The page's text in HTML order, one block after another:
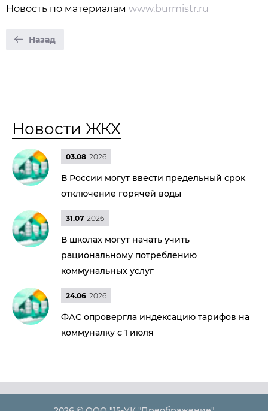
Новость по материалам www.burmistr.ru
Назад
Новости ЖКХ
03.08 2026
В России могут ввести предельный срок
отключение горячей воды
31.07 2026
В школах могут начать учить
рациональному потреблению
коммунальных услуг
24.06 2026
ФАС опровергла индексацию тарифов на
коммуналку с 1 июля